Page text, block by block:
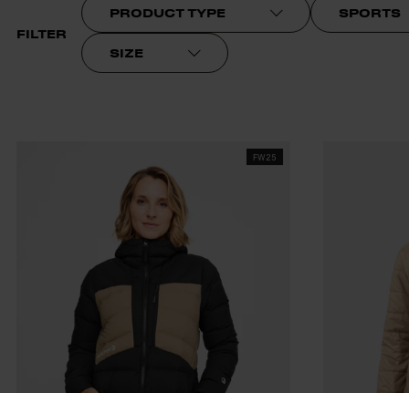
FILTER
PRODUCT TYPE SPORTS
SIZE
FW25